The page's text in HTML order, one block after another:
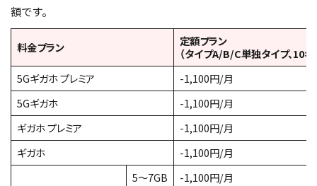
額です。
料金プラン
定額プラン
（タイプA/B/C単独タイプ、10
5Gギガホ プレミア
-1,100円/月
5Gギガホ
-1,100円/月
ギガホ プレミア
-1,100円/月
ギガホ
-1,100円/月
5〜7GB
-1,100円/月